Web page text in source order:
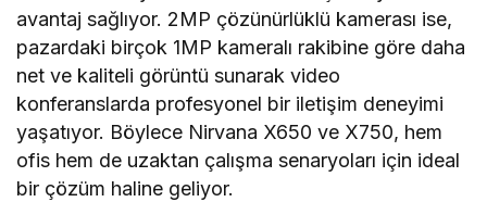
avantaj sağlıyor. 2MP çözünürlüklü kamerası ise,
pazardaki birçok 1MP kameralı rakibine göre daha
net ve kaliteli görüntü sunarak video
konferanslarda profesyonel bir iletişim deneyimi
yaşatıyor. Böylece Nirvana X650 ve X750, hem
ofis hem de uzaktan çalışma senaryoları için ideal
bir çözüm haline geliyor.